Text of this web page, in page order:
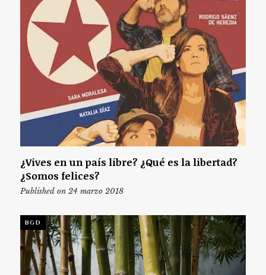
¿Vives en un país libre? ¿Qué es la libertad?
¿Somos felices?
Published on 24 marzo 2018
BGD